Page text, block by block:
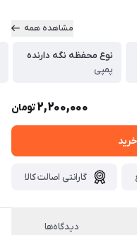
مشاهده همه
نوع محفظه نگه دارنده
پمپی
2,200,000تومان
گارانتی اصالت کالا
دیدگاه‌ها